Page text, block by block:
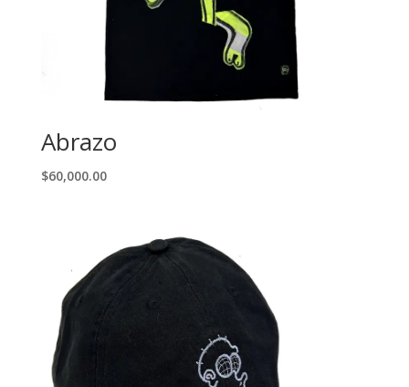
Abrazo
$60,000.00